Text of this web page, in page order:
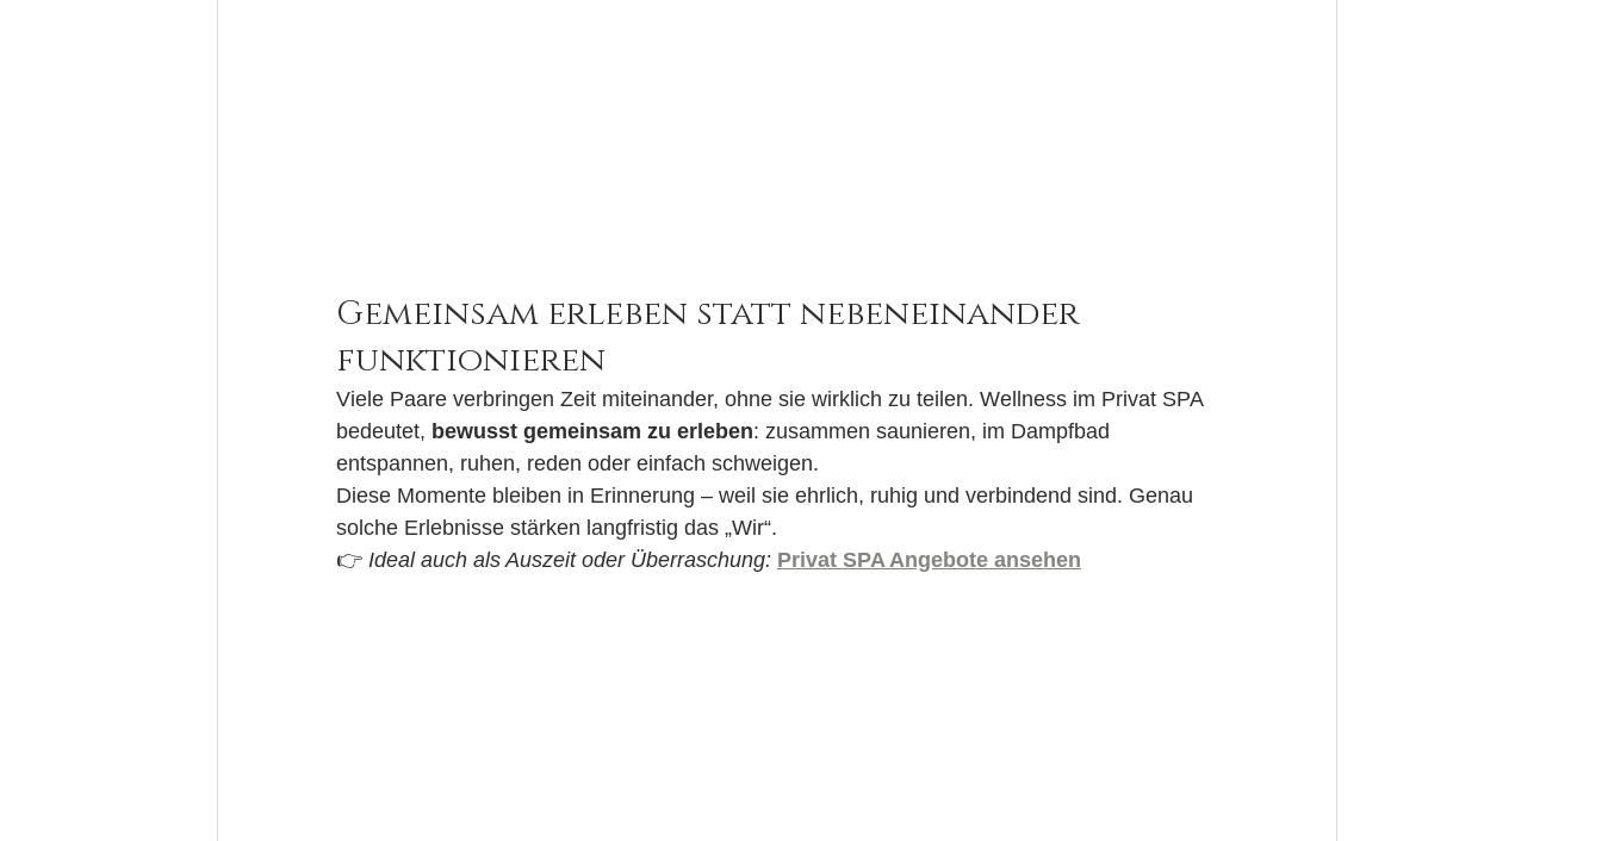
Gemeinsam erleben statt nebeneinander
funktionieren
Viele Paare verbringen Zeit miteinander, ohne sie wirklich zu teilen. Wellness im Privat SPA
bedeutet, bewusst gemeinsam zu erleben: zusammen saunieren, im Dampfbad
entspannen, ruhen, reden oder einfach schweigen.
Diese Momente bleiben in Erinnerung – weil sie ehrlich, ruhig und verbindend sind. Genau
solche Erlebnisse stärken langfristig das „Wir“.
👉 Ideal auch als Auszeit oder Überraschung: Privat SPA Angebote ansehen